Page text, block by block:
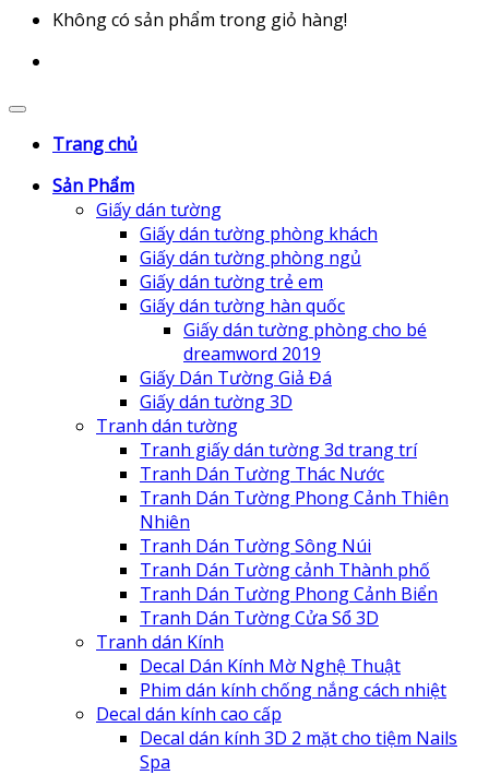
Không có sản phẩm trong giỏ hàng!
Trang chủ
Sản Phẩm
Giấy dán tường
Giấy dán tường phòng khách
Giấy dán tường phòng ngủ
Giấy dán tường trẻ em
Giấy dán tường hàn quốc
Giấy dán tường phòng cho bé
dreamword 2019
Giấy Dán Tường Giả Đá
Giấy dán tường 3D
Tranh dán tường
Tranh giấy dán tường 3d trang trí
Tranh Dán Tường Thác Nước
Tranh Dán Tường Phong Cảnh Thiên
Nhiên
Tranh Dán Tường Sông Núi
Tranh Dán Tường cảnh Thành phố
Tranh Dán Tường Phong Cảnh Biển
Tranh Dán Tường Cửa Sổ 3D
Tranh dán Kính
Decal Dán Kính Mờ Nghệ Thuật
Phim dán kính chống nắng cách nhiệt
Decal dán kính cao cấp
Decal dán kính 3D 2 mặt cho tiệm Nails
Spa